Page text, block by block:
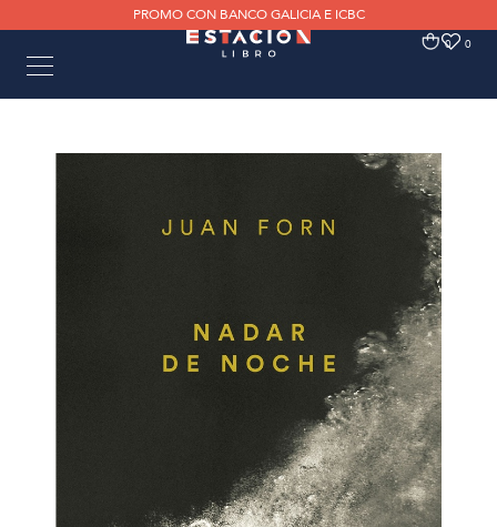
PROMO CON BANCO GALICIA E ICBC
0 0